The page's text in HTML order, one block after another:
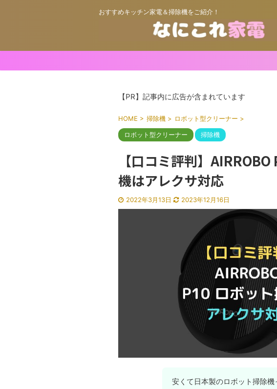
おすすめキッチン家電＆掃除機をご紹介！
【PR】記事内に広告が含まれています
HOME > 掃除機 > ロボット型クリーナー >
ロボット型クリーナー 掃除機
【口コミ評判】
機はアレクサ対応
2022年3月13日 2023年12月16日
安くて日本製のロボット掃除機